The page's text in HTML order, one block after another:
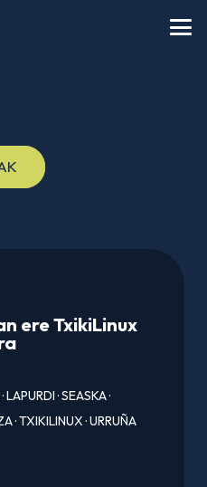
ere TxikiLinux
·LAPURDI·SEASKA·
·TXIKILINUX·URRUÑA